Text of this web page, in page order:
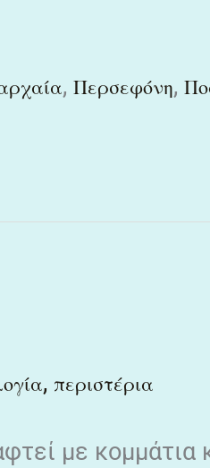
, Περσεφόνη,
, περιστέρια
με κομμάτια